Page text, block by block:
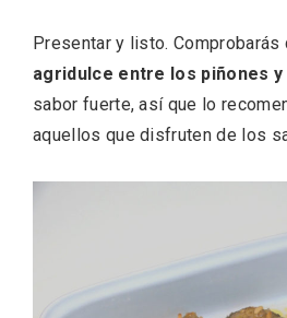
Presentar y listo.
agridulce entre los piñones y
sabor fuerte, así que lo
aquellos que disfruten de los
Feria del Vino de Toro
“Otros Vinos de Toro”